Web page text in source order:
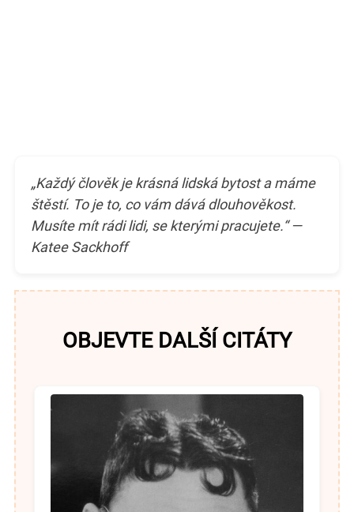
„Každý člověk je krásná lidská bytost a máme
štěstí. To je to, co vám dává dlouhověkost.
Musíte mít rádi lidi, se kterými pracujete.“ —
Katee Sackhoff
OBJEVTE DALŠÍ CITÁTY